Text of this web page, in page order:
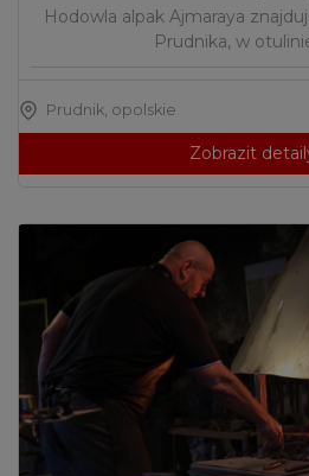
Hodowla alpak Ajmaraya
Prudnika, w
Prudnik, opolskie
Zobrazit